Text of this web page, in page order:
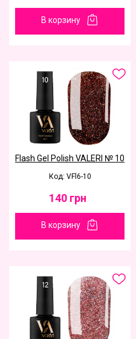
В корзину
Flash Gel Polish VALERI № 10
Код: VFl6-10
140 грн
В корзину